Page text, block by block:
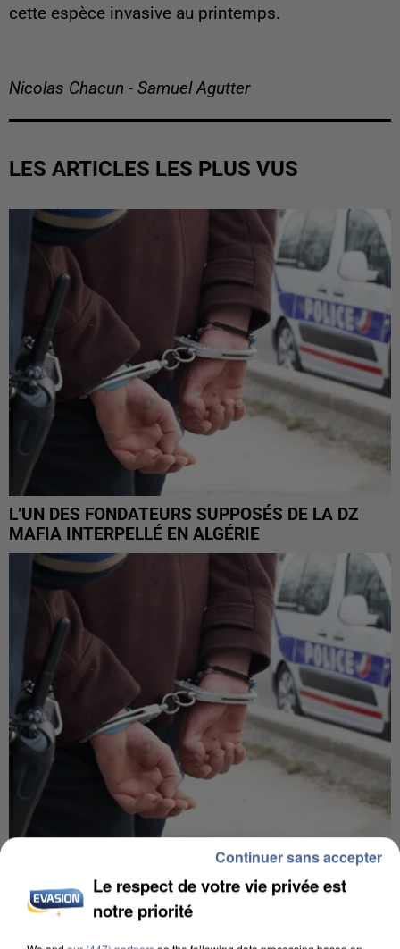
cette espèce invasive au printemps.
Nicolas Chacun - Samuel Agutter
LES ARTICLES LES PLUS VUS
L’UN DES FONDATEURS SUPPOSÉS DE LA DZ
MAFIA INTERPELLÉ EN ALGÉRIE
UN SECOND CADRE DE LA DZ MAFIA
INTERPELLÉ EN ALGÉRIE
Le respect de votre vie privée est
notre priorité
Continuer sans accepter